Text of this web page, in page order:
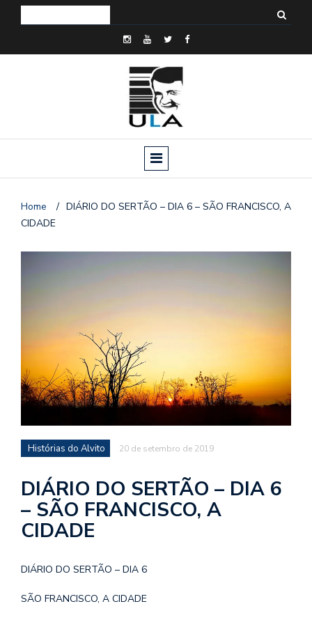
Home / DIÁRIO DO SERTÃO – DIA 6 – SÃO FRANCISCO, A
CIDADE
Histórias do Alvito 20 de setembro de 2019
DIÁRIO DO SERTÃO – DIA 6
– SÃO FRANCISCO, A
CIDADE
DIÁRIO DO SERTÃO – DIA 6
SÃO FRANCISCO, A CIDADE